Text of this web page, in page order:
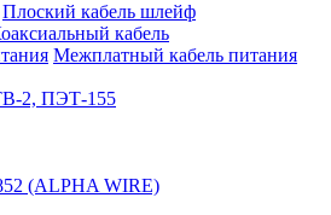
Плоский кабель шлейф
кабель
Межплатный кабель питания
2, ПЭТ-155
(ALPHA WIRE)